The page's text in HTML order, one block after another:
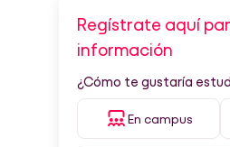
Regístrate aquí
información
¿Cómo te gustaría
En campus